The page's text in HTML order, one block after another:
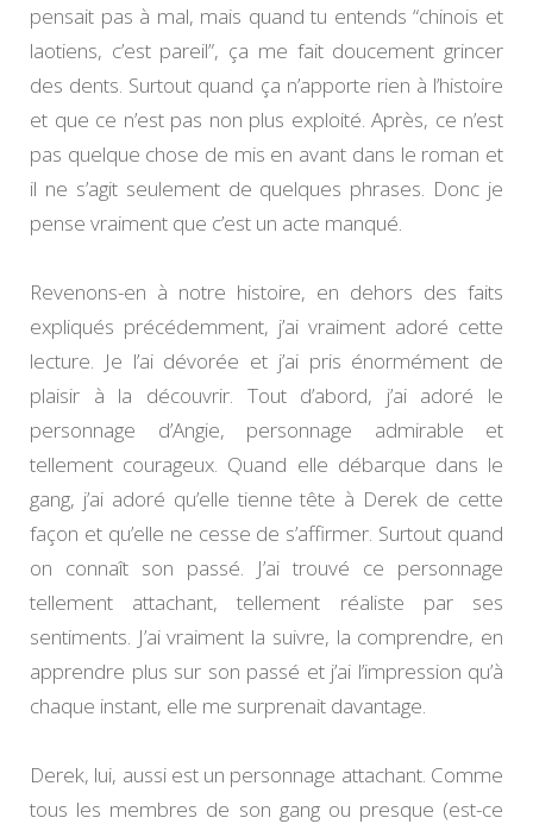
pensait pas à mal, mais quand tu entends “chinois et
laotiens, c’est pareil”, ça me fait doucement grincer
des dents. Surtout quand ça n’apporte rien à l’histoire
et que ce n’est pas non plus exploité. Après, ce n’est
pas quelque chose de mis en avant dans le roman et
il ne s’agit seulement de quelques phrases. Donc je
pense vraiment que c’est un acte manqué.
Revenons-en à notre histoire, en dehors des faits
expliqués précédemment, j’ai vraiment adoré cette
lecture. Je l’ai dévorée et j’ai pris énormément de
plaisir à la découvrir. Tout d’abord, j’ai adoré le
personnage d’Angie, personnage admirable et
tellement courageux. Quand elle débarque dans le
gang, j’ai adoré qu’elle tienne tête à Derek de cette
façon et qu’elle ne cesse de s’affirmer. Surtout quand
on connaît son passé. J’ai trouvé ce personnage
tellement attachant, tellement réaliste par ses
sentiments. J’ai vraiment la suivre, la comprendre, en
apprendre plus sur son passé et j’ai l’impression qu’à
chaque instant, elle me surprenait davantage.
Derek, lui, aussi est un personnage attachant. Comme
tous les membres de son gang ou presque (est-ce